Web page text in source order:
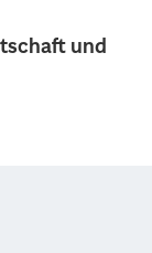
und